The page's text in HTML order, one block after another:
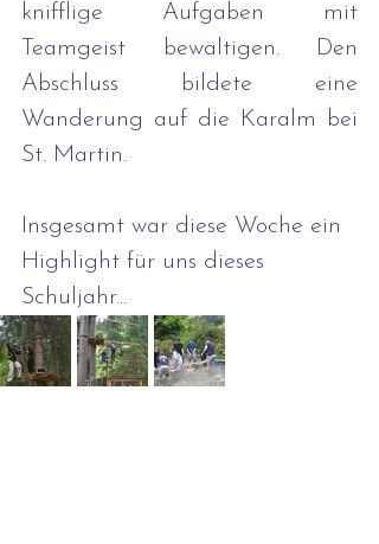
knifflige Aufgaben mit
Teamgeist bewältigen. Den
Abschluss bildete eine
Wanderung auf die Karalm bei
St. Martin.
Insgesamt war diese Woche ein
Highlight für uns dieses
Schuljahr...